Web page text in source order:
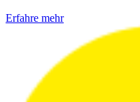
Erfahre mehr